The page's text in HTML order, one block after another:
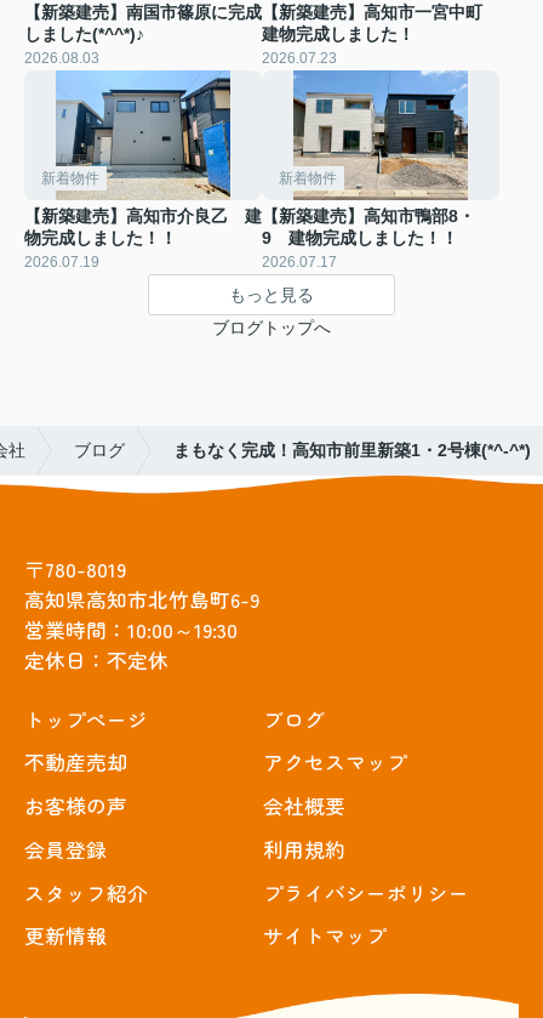
【新築建売】南国市篠原に完成
しました(*^^*)♪
2026.08.03
【新築建売】高知市一宮中町
建物完成しました！
2026.07.23
新着物件
【新築建売】高知市介良乙 建
物完成しました！！
2026.07.19
新着物件
【新築建売】高知市鴨部8・
9 建物完成しました！！
2026.07.17
もっと見る
ブログトップへ
社 ブログ まもなく完成！高知市前里新築1・2号棟(*^-^*)
〒780-8019
高知県高知市北竹島町6-9
営業時間：10:00～19:30
定休日：不定休
トップぺージ
不動産売却
お客様の声
会員登録
スタッフ紹介
更新情報
ブログ
アクセスマップ
会社概要
利用規約
プライバシーポリシー
サイトマップ